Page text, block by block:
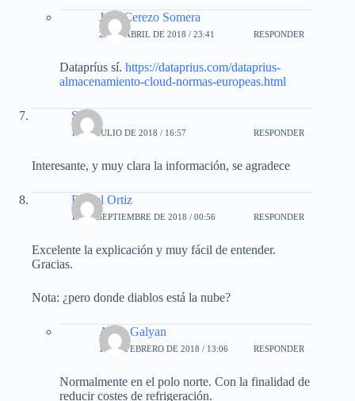
José Cerezo Somera
28 DE ABRIL DE 2018 / 23:41 RESPONDER
Datapríus sí. https://dataprius.com/dataprius-
almacenamiento-cloud-normas-europeas.html
Sol
14 DE JULIO DE 2018 / 16:57 RESPONDER
Interesante, y muy clara la información, se agradece
Rafael Ortiz
12 DE SEPTIEMBRE DE 2018 / 00:56 RESPONDER
Excelente la explicación y muy fácil de entender.
Gracias.
Nota: ¿pero donde diablos está la nube?
Alina Galyan
14 DE FEBRERO DE 2018 / 13:06 RESPONDER
Normalmente en el polo norte. Con la finalidad de
reducir costes de refrigeración.